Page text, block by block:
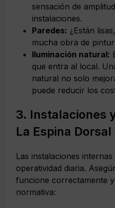
sensación de
instalaciones.
Paredes: ¿Están
mucha obra de
Iluminación natural:
que entra al local.
natural no solo
puede reducir los
3. Instalaciones
La Espina
Las instalaciones
operatividad diaria.
funcione correctamente
normativa: